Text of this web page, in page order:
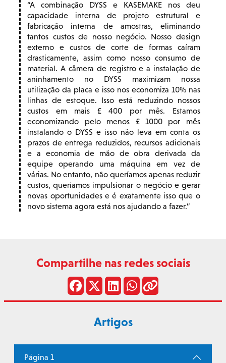
A combinação DYSS e KASEMAKE nos deu
capacidade interna de projeto estrutural e
fabricação interna de amostras, eliminando
tantos custos de nosso negócio. Nosso design
externo e custos de corte de formas caíram
drasticamente, assim como nosso consumo de
material. A câmera de registro e a instalação de
aninhamento no DYSS maximizam nossa
utilização da placa e isso nos economiza 10% nas
linhas de estoque. Isso está reduzindo nossos
custos em mais £ 400 por mês. Estamos
economizando pelo menos £ 1000 por mês
instalando o DYSS e isso não leva em conta os
prazos de entrega reduzidos, recursos adicionais
e a economia de mão de obra derivada da
equipe operando uma máquina em vez de
várias. No entanto, não queríamos apenas reduzir
custos, queríamos impulsionar o negócio e gerar
novas oportunidades e é exatamente isso que o
novo sistema agora está nos ajudando a fazer.
Compartilhe nas redes sociais
Artigos
Página 1